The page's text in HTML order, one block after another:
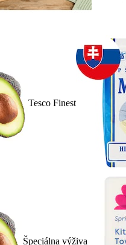
Tesco Finest
Špeciálna výživa